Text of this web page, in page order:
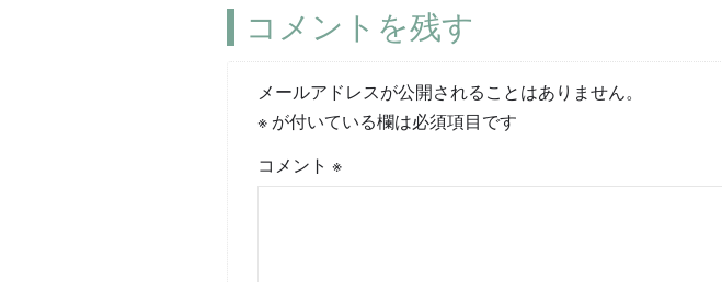
コメントを残す
メールアドレスが公開されることはありません。
※ が付いている欄は必須項目です
コメント※